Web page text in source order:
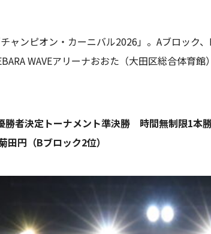
ャンピオン・カーニバル2026」。Aブロック
WAVEアリーナおおた（大田区総合体育
勝者決定トーナメント準決勝 時間無制限1本
円（Bブロック2位）